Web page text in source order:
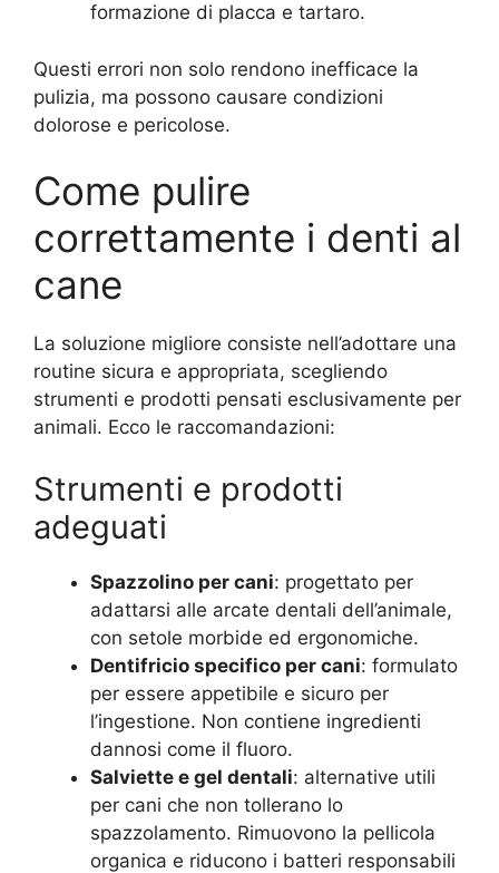
formazione di placca e tartaro.
Questi errori non solo rendono inefficace la
pulizia, ma possono causare condizioni
dolorose e pericolose.
Come pulire
correttamente i denti al
cane
La soluzione migliore consiste nell’adottare una
routine sicura e appropriata, scegliendo
strumenti e prodotti pensati esclusivamente per
animali. Ecco le raccomandazioni:
Strumenti e prodotti
adeguati
Spazzolino per cani: progettato per
adattarsi alle arcate dentali dell’animale,
con setole morbide ed ergonomiche.
Dentifricio specifico per cani: formulato
per essere appetibile e sicuro per
l’ingestione. Non contiene ingredienti
dannosi come il fluoro.
Salviette e gel dentali: alternative utili
per cani che non tollerano lo
spazzolamento. Rimuovono la pellicola
organica e riducono i batteri responsabili